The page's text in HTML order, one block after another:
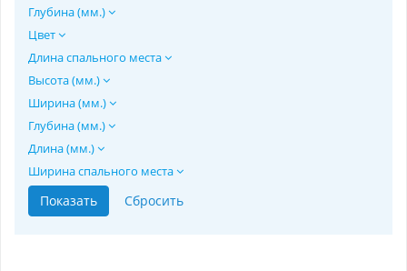
Глубина (мм.)
Цвет
Длина спального места
Высота (мм.)
Ширина (мм.)
Глубина (мм.)
Длина (мм.)
Ширина спального места